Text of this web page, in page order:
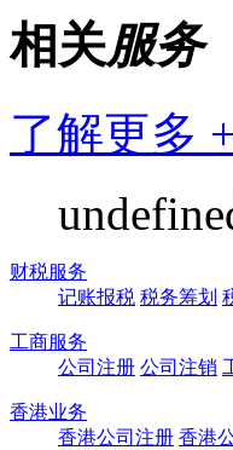
相关服务
了解更多
财税服务
记账报税 税务筹划
工商服务
公司注册 公司注销
香港业务
香港公司注册 香港